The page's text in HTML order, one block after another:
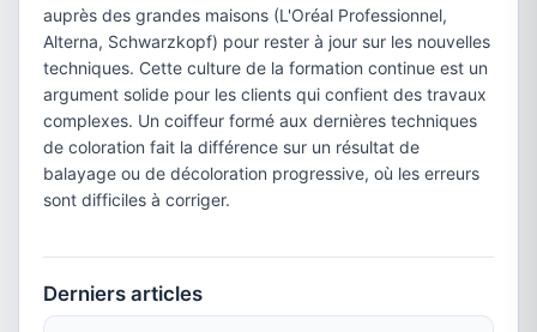
auprès des grandes maisons (L'Oréal Professionnel,
Alterna, Schwarzkopf) pour rester à jour sur les nouvelles
techniques. Cette culture de la formation continue est un
argument solide pour les clients qui confient des travaux
complexes. Un coiffeur formé aux dernières techniques
de coloration fait la différence sur un résultat de
balayage ou de décoloration progressive, où les erreurs
sont difficiles à corriger.
Derniers articles